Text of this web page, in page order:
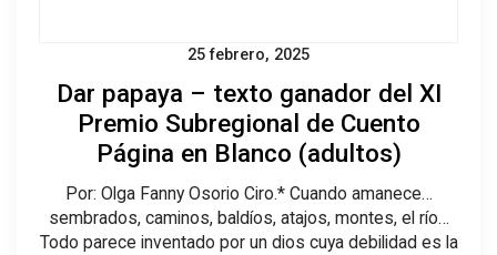
Dar papaya – texto ganador del XI
Premio Subregional de Cuento
Página en Blanco (adultos)
25 febrero, 2025
Por: Olga Fanny Osorio Ciro.* Cuando amanece…
sembrados, caminos, baldíos, atajos, montes, el río…
Todo parece inventado por un dios cuya debilidad es la